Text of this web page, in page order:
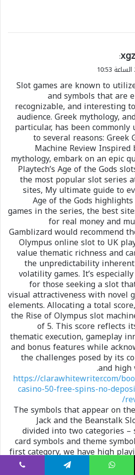
:
Slot games are known to
and symbols that are
recognizable, and interesting
audience. Greek mythology,
particular, has been commonly
to several reasons: Greek
Machine Review Inspired
mythology, embark on an epic
Playtech’s Age of the Gods
the most popular slot series
sites, My ultimate guide to
Age of the Gods
games in the series, the best
for real money and
Gamblizard would recommend
Olympus online slot to UK
value thematic richness and
the unpredictability
volatility games. It’s
for those seeking a slot
visual attractiveness with novel
elements. Allocating a total
the Rise of Olympus slot
of 5. This score reflects
thematic execution, gameplay
and bonus features while
the challenges posed by its
and high
https://clarawhitewriter.com/
casino-50-free-spins-no-
The symbols that appear on
Jack and the Beanstalk
divided into two categories –
card symbols and theme
first category, we have high
– 10, Jack, Queen, King and